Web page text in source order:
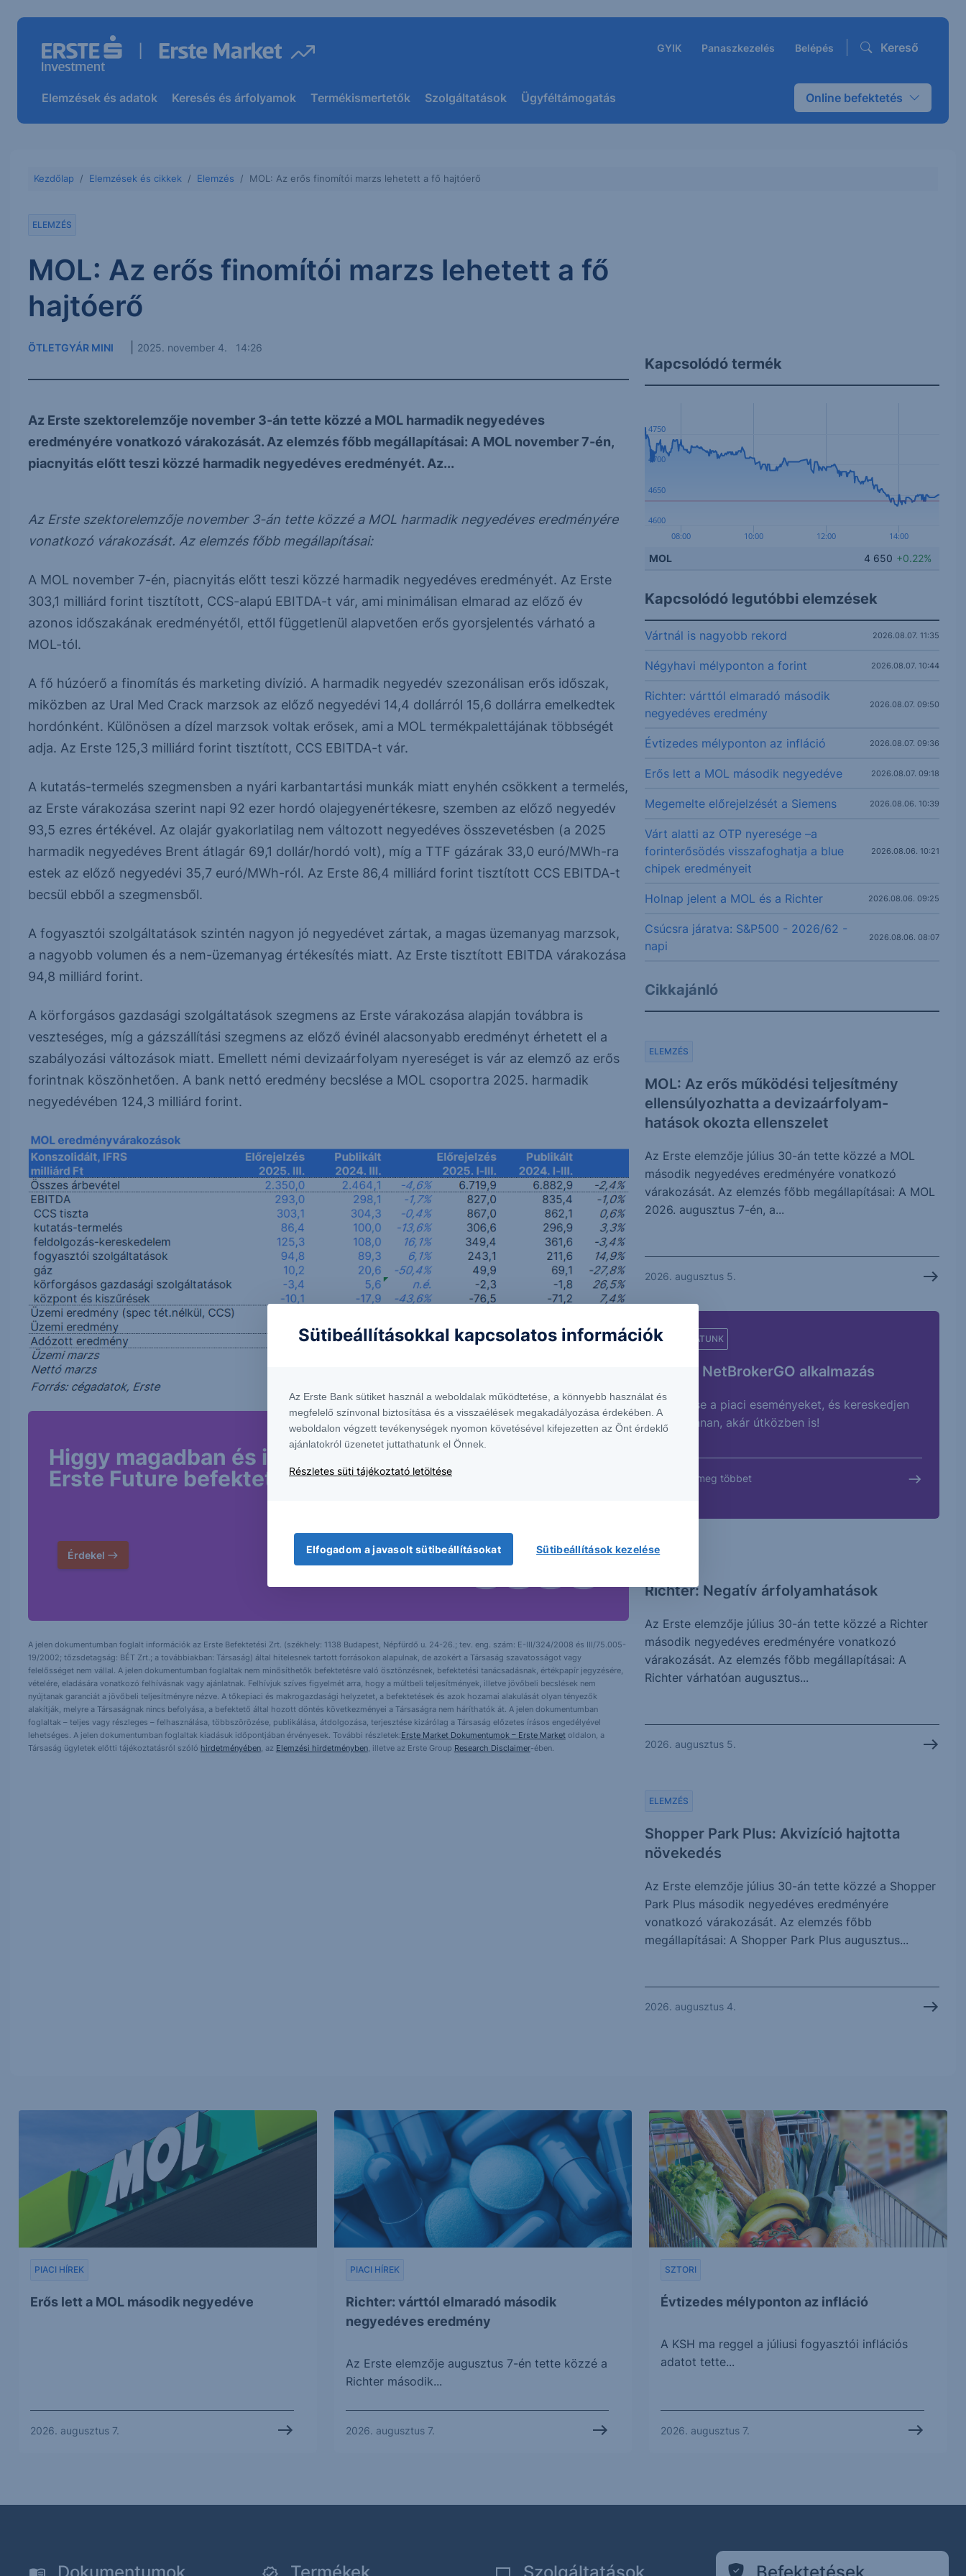
GYIK Panaszkezelés Belépés Kereső
Elemzések és adatok Keresés és árfolyamok Termékismertetők Szolgáltatások Ügyféltámogatás Online befektetés
Kezdőlap Elemzések és cikkek Elemzés MOL: Az erős finomítói marzs lehetett a fő hajtóerő
ELEMZÉS
MOL: Az erős finomítói marzs lehetett a fő
hajtóerő
ÖTLETGYÁR MINI 2025. november 4. 14:26
Az Erste szektorelemzője november 3-án tette közzé a MOL harmadik negyedéves
eredményére vonatkozó várakozását. Az elemzés főbb megállapításai: A MOL november 7-én,
piacnyitás előtt teszi közzé harmadik negyedéves eredményét. Az...
Az Erste szektorelemzője november 3-án tette közzé a MOL harmadik negyedéves eredményére
vonatkozó várakozását. Az elemzés főbb megállapításai:
A MOL november 7-én, piacnyitás előtt teszi közzé harmadik negyedéves eredményét. Az Erste
303,1 milliárd forint tisztított, CCS-alapú EBITDA-t vár, ami minimálisan elmarad az előző év
azonos időszakának eredményétől, ettől függetlenül alapvetően erős gyorsjelentés várható a
MOL-tól.
A fő húzóerő a finomítás és marketing divízió. A harmadik negyedév szezonálisan erős időszak,
miközben az Ural Med Crack marzsok az előző negyedévi 14,4 dollárról 15,6 dollárra emelkedtek
hordónként. Különösen a dízel marzsok voltak erősek, ami a MOL termékpalettájának többségét
adja. Az Erste 125,3 milliárd forint tisztított, CCS EBITDA-t vár.
A kutatás-termelés szegmensben a nyári karbantartási munkák miatt enyhén csökkent a termelés,
az Erste várakozása szerint napi 92 ezer hordó olajegyenértékesre, szemben az előző negyedév
93,5 ezres értékével. Az olajár gyakorlatilag nem változott negyedéves összevetésben (a 2025
harmadik negyedéves Brent átlagár 69,1 dollár/hordó volt), míg a TTF gázárak 33,0 euró/MWh-ra
estek az előző negyedévi 35,7 euró/MWh-ról. Az Erste 86,4 milliárd forint tisztított CCS EBITDA-t
becsül ebből a szegmensből.
A fogyasztói szolgáltatások szintén nagyon jó negyedévet zártak, a magas üzemanyag marzsok,
a nagyobb volumen és a nem-üzemanyag értékesítés miatt. Az Erste tisztított EBITDA várakozása
94,8 milliárd forint.
A körforgásos gazdasági szolgáltatások szegmens az Erste várakozása alapján továbbra is
veszteséges, míg a gázszállítási szegmens az előző évinél alacsonyabb eredményt érhetett el a
szabályozási változások miatt. Emellett némi devizaárfolyam nyereséget is vár az elemző az erős
forintnak köszönhetően. A bank nettó eredmény becslése a MOL csoportra 2025. harmadik
negyedévében 124,3 milliárd forint.
Higgy magadban és indíts
Erste Future befektetést!
Érdekel
A jelen dokumentumban foglalt információk az Erste Befektetési Zrt. (székhely: 1138 Budapest, Népfürdő u. 24-26.; tev. eng. szám: E-III/324/2008 és III/75.005-
19/2002; tőzsdetagság: BÉT Zrt.; a továbbiakban: Társaság) által hitelesnek tartott forrásokon alapulnak, de azokért a Társaság szavatosságot vagy
felelősséget nem vállal. A jelen dokumentumban foglaltak nem minősíthetők befektetésre való ösztönzésnek, befektetési tanácsadásnak, értékpapír jegyzésére,
vételére, eladására vonatkozó felhívásnak vagy ajánlatnak. Felhívjuk szíves figyelmét arra, hogy a múltbeli teljesítmények, illetve jövőbeli becslések nem
nyújtanak garanciát a jövőbeli teljesítményre nézve. A tőkepiaci és makrogazdasági helyzetet, a befektetések és azok hozamai alakulását olyan tényezők
alakítják, melyre a Társaságnak nincs befolyása, a befektető által hozott döntés következményei a Társaságra nem háríthatók át. A jelen dokumentumban
foglaltak – teljes vagy részleges – felhasználása, többszörözése, publikálása, átdolgozása, terjesztése kizárólag a Társaság előzetes írásos engedélyével
lehetséges. A jelen dokumentumban foglaltak kiadásuk időpontjában érvényesek. További részletek:Erste Market Dokumentumok – Erste Marketoldalon, a
Társaság ügyletek előtti tájékoztatásról szóló hirdetményében, az Elemzési hirdetményben, illetve az Erste Group Research Disclaimer-ében.
Kapcsolódó termék
08:00 10:00 12:00 14:00
4600
4650
4700
4750
MOL 4 650 +0.22%
Kapcsolódó legutóbbi elemzések
Vártnál is nagyobb rekord 2026.08.07. 11:35
Négyhavi mélyponton a forint 2026.08.07. 10:44
Richter: várttól elmaradó második
negyedéves eredmény
2026.08.07. 09:50
Évtizedes mélyponton az infláció 2026.08.07. 09:36
Erős lett a MOL második negyedéve 2026.08.07. 09:18
Megemelte előrejelzését a Siemens 2026.08.06. 10:39
Várt alatti az OTP nyeresége –a
forinterősödés visszafoghatja a blue
chipek eredményeit
2026.08.06. 10:21
Holnap jelent a MOL és a Richter 2026.08.06. 09:25
Csúcsra járatva: S&P500 - 2026/62 -
napi
2026.08.06. 08:07
Cikkajánló
MOL: Az erős működési teljesítmény
ellensúlyozhatta a devizaárfolyam-
hatások okozta ellenszelet
ELEMZÉS
Az Erste elemzője július 30-án tette közzé a MOL
második negyedéves eredményére vonatkozó
várakozását. Az elemzés főbb megállapításai: A MOL
2026. augusztus 7-én, a...
2026. augusztus 5.
AJÁNLATUNK
Erste NetBrokerGO alkalmazás
Kövesse a piaci eseményeket, és kereskedjen
bárhonnan, akár útközben is!
Tudjon meg többet
Richter: Negatív árfolyamhatások
ELEMZÉS
Az Erste elemzője július 30-án tette közzé a Richter
második negyedéves eredményére vonatkozó
várakozását. Az elemzés főbb megállapításai: A
Richter várhatóan augusztus...
2026. augusztus 5.
Shopper Park Plus: Akvizíció hajtotta
növekedés
ELEMZÉS
Az Erste elemzője július 30-án tette közzé a Shopper
Park Plus második negyedéves eredményére
vonatkozó várakozását. Az elemzés főbb
megállapításai: A Shopper Park Plus augusztus...
2026. augusztus 4.
Erős lett a MOL második negyedéve
PIACI HÍREK
2026. augusztus 7.
Richter: várttól elmaradó második
negyedéves eredmény
PIACI HÍREK
Az Erste elemzője augusztus 7-én tette közzé a
Richter második...
2026. augusztus 7.
Évtizedes mélyponton az infláció
SZTORI
A KSH ma reggel a júliusi fogyasztói inflációs
adatot tette...
2026. augusztus 7.
Sütibeállításokkal kapcsolatos információk
Az Erste Bank sütiket használ a weboldalak működtetése, a könnyebb használat és
megfelelő színvonal biztosítása és a visszaélések megakadályozása érdekében. A
weboldalon végzett tevékenységek nyomon követésével kifejezetten az Önt érdeklő
ajánlatokról üzenetet juttathatunk el Önnek.
Részletes süti tájékoztató letöltése
Elfogadom a javasolt sütibeállításokat Sütibeállítások kezelése